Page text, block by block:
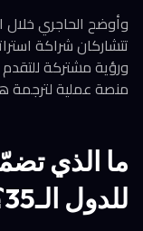
وأوضح الحاجري خلال
تتشاركان شراكة
منصة عملية لترجمة
ما الذي
للدول الـ35؟